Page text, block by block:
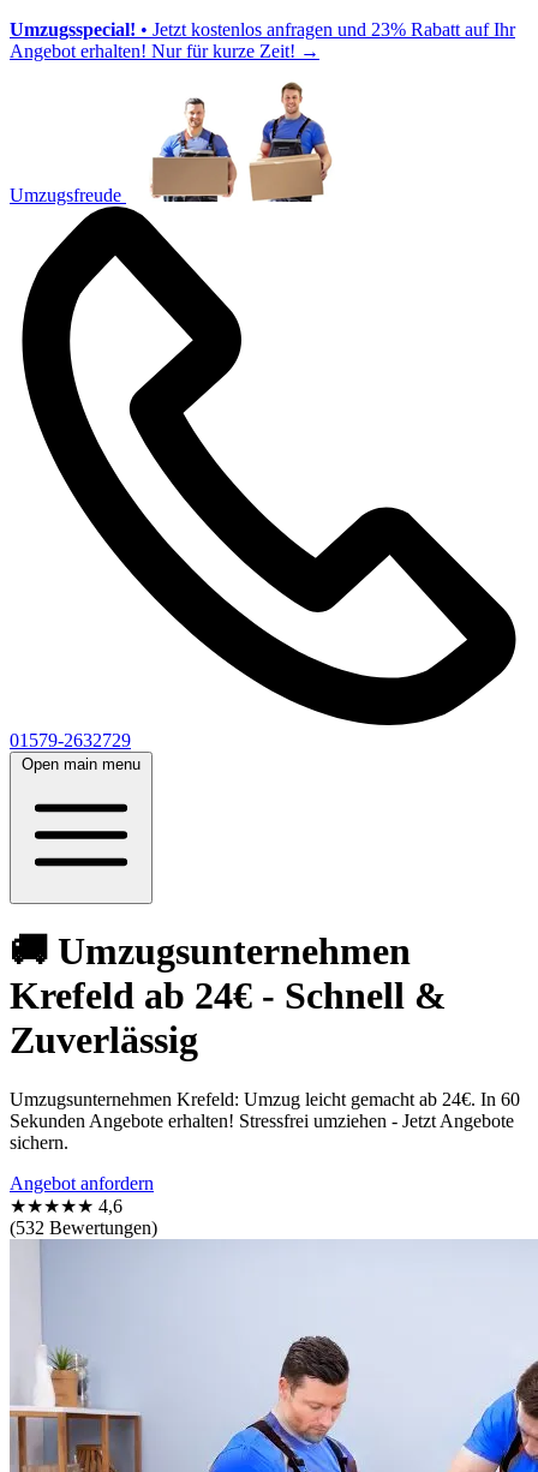
Umzugsspecial! • Jetzt kostenlos anfragen und 23% Rabatt auf Ihr
Angebot erhalten! Nur für kurze Zeit! →
Umzugsfreude
01579-2632729
Open main menu
🚚 Umzugsunternehmen
Krefeld ab 24€ - Schnell &
Zuverlässig
Umzugsunternehmen Krefeld: Umzug leicht gemacht ab 24€. In 60
Sekunden Angebote erhalten! Stressfrei umziehen - Jetzt Angebote
sichern.
Angebot anfordern
★★★★★ 4,6
(532 Bewertungen)